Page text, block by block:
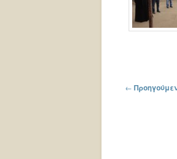
Πλοήγηση
←